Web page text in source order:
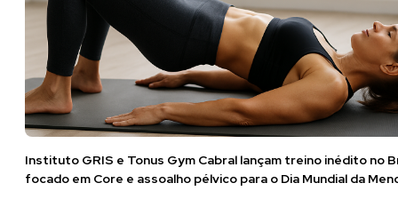
Instituto GRIS e Tonus Gym Cabral lançam treino inédito no
focado em Core e assoalho pélvico para o Dia Mundial da